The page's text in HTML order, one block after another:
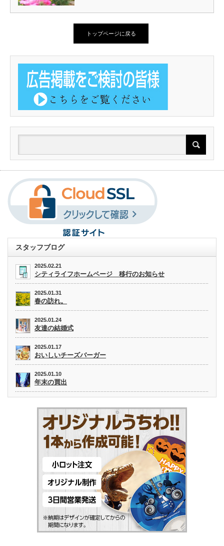
トップページに戻る
スタッフブログ
2025.02.21
シティライフホームページ 移行のお知らせ
2025.01.31
春の訪れ。
2025.01.24
友達の結婚式
2025.01.17
おいしいチーズバーガー
2025.01.10
年末の買出